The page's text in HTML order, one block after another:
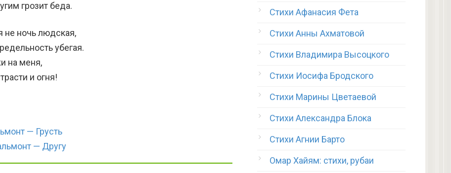
грозит беда.
не ночь людская,
убегая.
на меня,
и огня!
— Грусть
— Другу
Стихи Афанасия Фета
Стихи Анны Ахматовой
Стихи Владимира Высоцкого
Стихи Иосифа Бродского
Стихи Марины Цветаевой
Стихи Александра Блока
Стихи Агнии Барто
Омар Хайям: стихи, рубаи